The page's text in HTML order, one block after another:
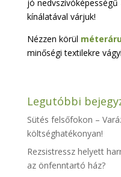
jó nedvszívóképességű
kínálatával várjuk!
Nézzen körül
minőségi textilekre
Legutóbbi
Sütés felsőfokon –
költséghatékonyan!
Rezsistressz helyett
az önfenntartó ház?